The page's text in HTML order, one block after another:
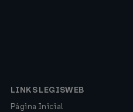
LINKS LEGISWEB
Página Inicial